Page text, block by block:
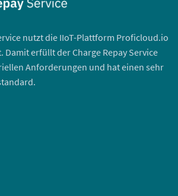
nutzt die IIoT-Plattform Proficloud.io
Damit erfüllt der Charge Repay Service
Anforderungen und hat einen sehr